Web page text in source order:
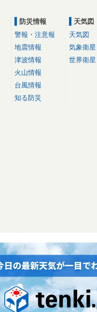
防災情報
警報・注意報
地震情報
津波情報
火山情報
台風情報
知る防災
天気図
天気図
気象衛星
世界衛星